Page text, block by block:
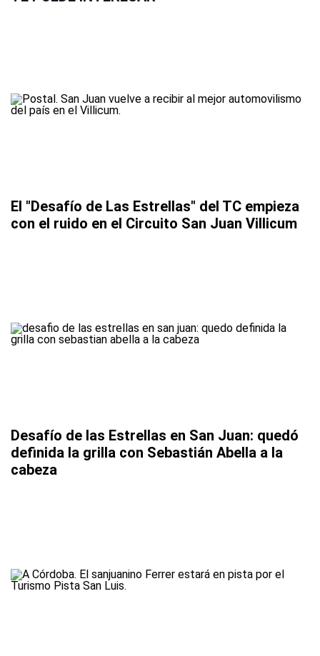
El "Desafío de Las Estrellas" del TC empieza
con el ruido en el Circuito San Juan Villicum
Desafío de las Estrellas en San Juan: quedó
definida la grilla con Sebastián Abella a la
cabeza